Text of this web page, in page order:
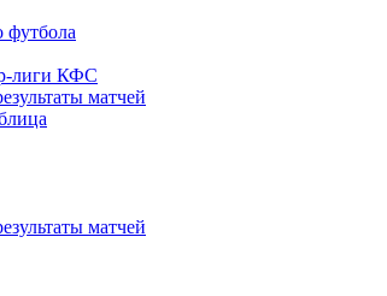
футбола
лиги КФС
матчей
матчей